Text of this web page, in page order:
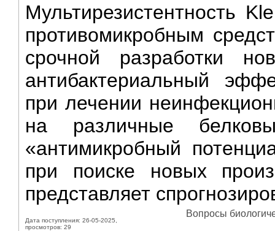
Мультирезистентность
противомикробным
срочной разработки
антибактериальный
при лечении
на различные
«антимикробный
при поиске новых
представляет
Дата поступления: 26-05-2025,
просмотров: 29
Вопросы